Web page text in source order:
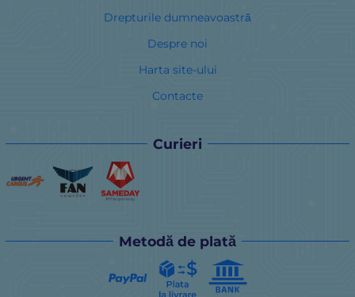
Drepturile dumneavoastră
Despre noi
Harta site-ului
Contacte
Curieri
Metodă de plată